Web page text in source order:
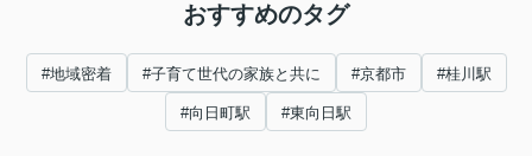
おすすめのタグ
#地域密着 #子育て世代の家族と共に #京都市 #桂川駅
#向日町駅 #東向日駅